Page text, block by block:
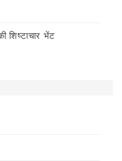
शिष्टाचार भेंट